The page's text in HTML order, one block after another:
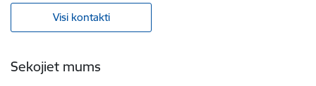
Visi kontakti
Sekojiet mums